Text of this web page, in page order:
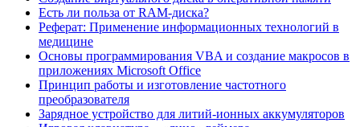
Есть ли польза от RAM-диска?
Реферат: Применение информационных технологий в
медицине
Основы программирования VBA и создание макросов в
приложениях Mіcrosoft Offіce
Принцип работы и изготовление частотного
преобразователя
Зарядное устройство для литий-ионных аккумуляторов